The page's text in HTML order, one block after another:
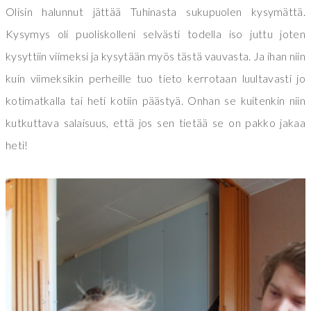
Olisin halunnut jättää Tuhinasta sukupuolen kysymättä.
Kysymys oli puoliskolleni selvästi todella iso juttu joten
kysyttiin viimeksi ja kysytään myös tästä vauvasta. Ja ihan niin
kuin viimeksikin perheille tuo tieto kerrotaan luultavasti jo
kotimatkalla tai heti kotiin päästyä. Onhan se kuitenkin niin
kutkuttava salaisuus, että jos sen tietää se on pakko jakaa
heti!